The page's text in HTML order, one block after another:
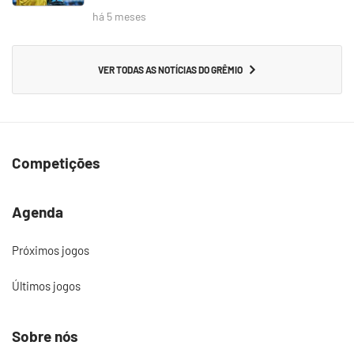
há 5 meses
VER TODAS AS NOTÍCIAS DO GRÊMIO
Competições
Agenda
Próximos jogos
Últimos jogos
Sobre nós